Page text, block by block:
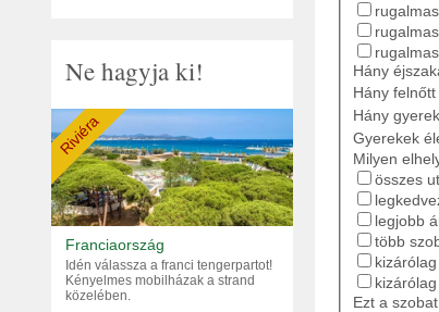
Ne hagyja ki!
Riviéra
Franciaország
Idén válassza a franci tengerpartot!
Kényelmes mobilházak a strand
közelében.
Hány
Hány
Hány
Gyerekek
Milyen
összes
legjobb
több
Ezt a